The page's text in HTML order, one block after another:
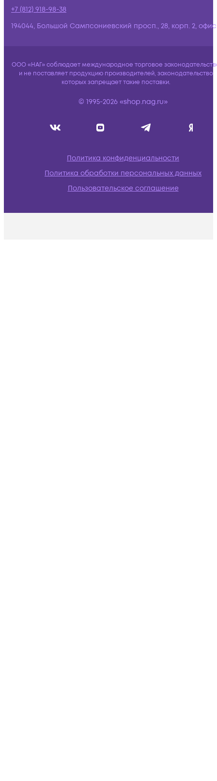
+7 (812) 918-98-38
194044, Большой Сампсониевский просп., 28, корп. 2,
ООО «НАГ» соблюдает международное торговое
и не поставляет продукцию производителей, законодательство
которых запрещает такие поставки.
© 1995-2026 «shop.nag.ru»
Политика конфиденциальности
Политика обработки персональных данных
Пользовательское соглашение